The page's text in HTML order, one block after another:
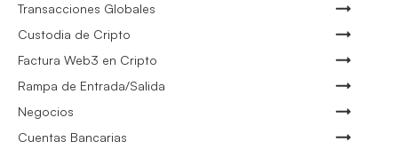
Transacciones Globales
Custodia de Cripto
Factura Web3 en Cripto
Rampa de Entrada/Salida
Negocios
Cuentas Bancarias